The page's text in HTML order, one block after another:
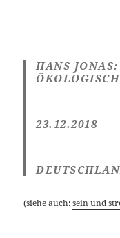
HANS
23.12.2018
(siehe auch:sein und